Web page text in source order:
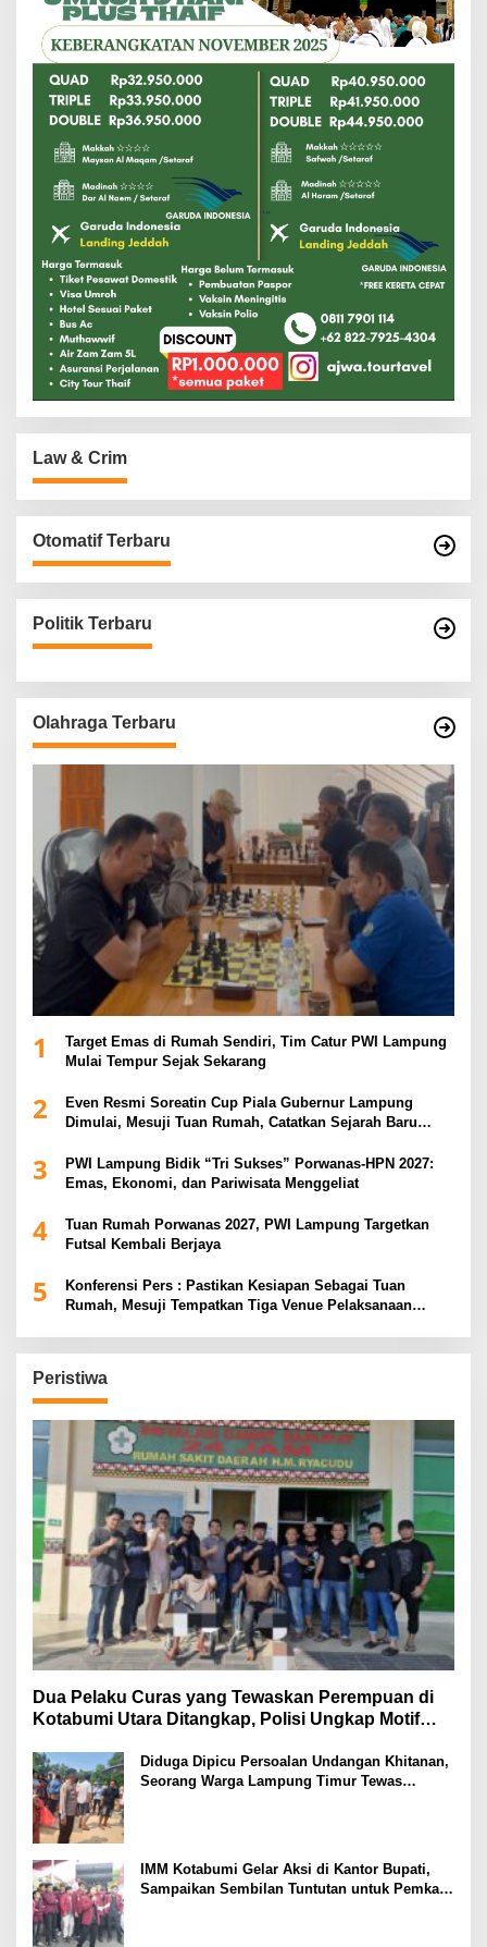
Law & Crim
Otomatif Terbaru
Politik Terbaru
Olahraga Terbaru
1
Target Emas di Rumah Sendiri, Tim Catur PWI Lampung
Mulai Tempur Sejak Sekarang
2
Even Resmi Soreatin Cup Piala Gubernur Lampung
Dimulai, Mesuji Tuan Rumah, Catatkan Sejarah Baru
3
PWI Lampung Bidik “Tri Sukses” Porwanas-HPN 2027:
Emas, Ekonomi, dan Pariwisata Menggeliat
4
Tuan Rumah Porwanas 2027, PWI Lampung Targetkan
Futsal Kembali Berjaya
5
Konferensi Pers : Pastikan Kesiapan Sebagai Tuan
Rumah, Mesuji Tempatkan Tiga Venue Pelaksanaan
Peristiwa
Dua Pelaku Curas yang Tewaskan Perempuan di
Kotabumi Utara Ditangkap, Polisi Ungkap Motif
Diduga Dipicu Persoalan Undangan Khitanan,
Seorang Warga Lampung Timur Tewas
IMM Kotabumi Gelar Aksi di Kantor Bupati,
Sampaikan Sembilan Tuntutan untuk Pemkab